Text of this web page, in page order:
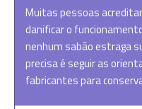
Muitas pessoas
danificar o
nenhum sabão estraga
precisa é seguir as
fabricantes para